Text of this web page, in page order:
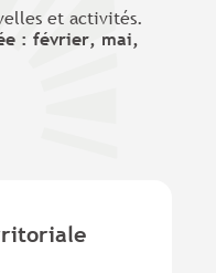
et activités.
: février, mai,